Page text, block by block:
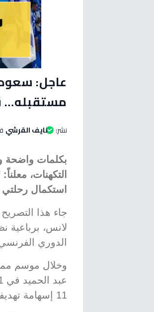
عاجل:
مستقبله…
نشر: نايف القرشي
بكلمات واضحة
التكهنات،
استكمال رحلتي
جاء هذا
لانس، برباعية
الدوري
وخلال موسم
11 إسهامة تهديفية، وهو رقم يبرر تماماً رغبته في الاستمرار خارج المملكة.